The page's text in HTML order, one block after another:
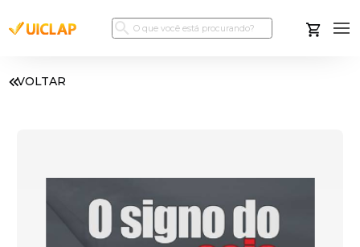
VOLTAR